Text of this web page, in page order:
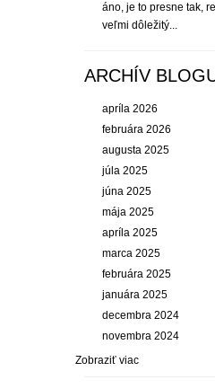
áno, je to presne tak,
veľmi dôležitý...
ARCHÍV
apríla 2026
februára 2026
augusta 2025
júla 2025
júna 2025
mája 2025
apríla 2025
marca 2025
februára 2025
januára 2025
decembra 2024
novembra 2024
Zobraziť viac